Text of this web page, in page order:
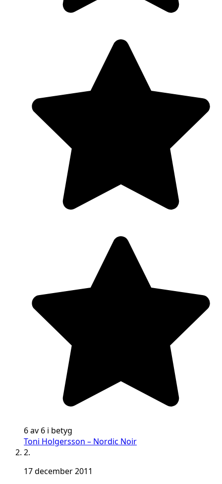
6 av 6 i betyg
Toni Holgersson – Nordic Noir
2.
17 december 2011